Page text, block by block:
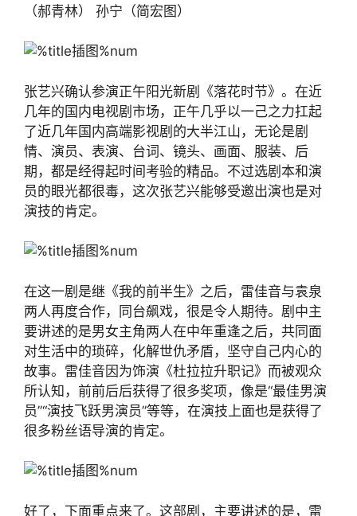
（郝青林） 孙宁（简宏图）
张艺兴确认参演正午阳光新剧《落花时节》。在近
几年的国内电视剧市场，正午几乎以一己之力扛起
了近几年国内高端影视剧的大半江山，无论是剧
情、演员、表演、台词、镜头、画面、服装、后
期，都是经得起时间考验的精品。不过选剧本和演
员的眼光都很毒，这次张艺兴能够受邀出演也是对
演技的肯定。
在这一剧是继《我的前半生》之后，雷佳音与袁泉
两人再度合作，同台飙戏，很是令人期待。剧中主
要讲述的是男女主角两人在中年重逢之后，共同面
对生活中的琐碎，化解世仇矛盾，坚守自己内心的
故事。雷佳音因为饰演《杜拉拉升职记》而被观众
所认知，前前后后获得了很多奖项，像是“最佳男演
员”“演技飞跃男演员”等等，在演技上面也是获得了
很多粉丝语导演的肯定。
好了，下面重点来了。这部剧，主要讲述的是，雷